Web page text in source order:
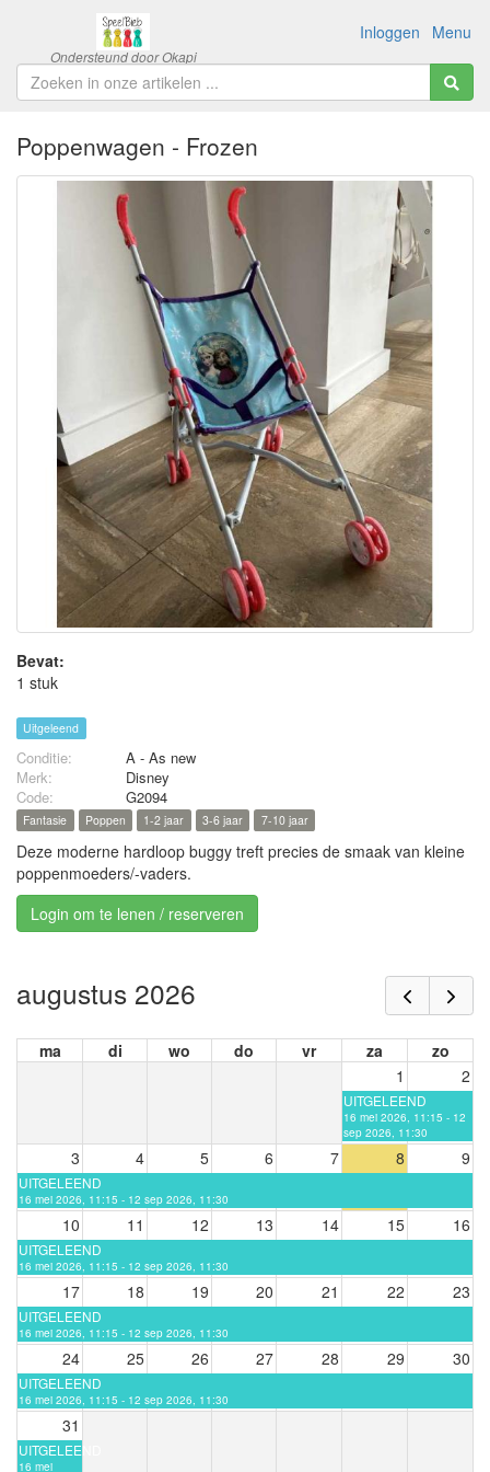
Menu
Inloggen
Poppenwagen - Frozen
Bevat:
1 stuk
Uitgeleend
Conditie:
A - As new
Merk:
Disney
Code:
G2094
Fantasie Poppen 1-2 jaar 3-6 jaar 7-10 jaar
Deze moderne hardloop buggy treft precies de smaak van kleine
poppenmoeders/-vaders.
Login om te lenen / reserveren
augustus 2026
ma di wo do vr za
zo
1
2
UITGELEEND
16 mei 2026, 11:15 - 12
sep 2026, 11:30
3 4 5 6 7 8 9
UITGELEEND
16 mei 2026, 11:15 - 12 sep 2026, 11:30
10 11 12 13 14 15 16
UITGELEEND
16 mei 2026, 11:15 - 12 sep 2026, 11:30
17 18 19 20 21 22 23
UITGELEEND
16 mei 2026, 11:15 - 12 sep 2026, 11:30
24 25 26 27 28 29 30
UITGELEEND
16 mei 2026, 11:15 - 12 sep 2026, 11:30
31
UITGELEEND
16 mei